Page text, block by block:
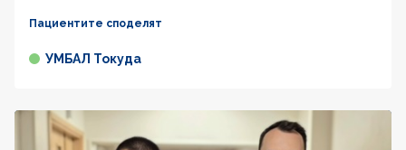
Пациентите споделят
УМБАЛ Токуда